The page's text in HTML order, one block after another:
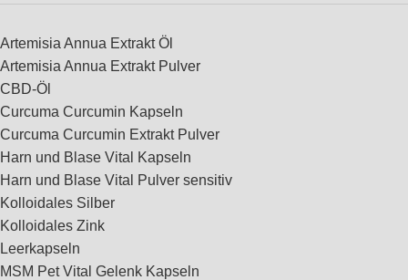
Artemisia Annua Extrakt Öl
Artemisia Annua Extrakt Pulver
CBD-Öl
Curcuma Curcumin Kapseln
Curcuma Curcumin Extrakt Pulver
Harn und Blase Vital Kapseln
Harn und Blase Vital Pulver sensitiv
Kolloidales Silber
Kolloidales Zink
Leerkapseln
MSM Pet Vital Gelenk Kapseln